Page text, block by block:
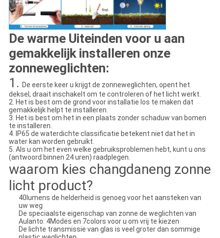
De warme Uiteinden voor u aan
gemakkelijk installeren onze
zonneweglichten:
1. De eerste keer u krijgt de zonneweglichten, opent het
deksel, draait inschakelt om te controleren of het licht werkt.
2. Het is best om de grond voor installatie los te maken dat
gemakkelijk helpt te installeren.
3. Het is best om het in een plaats zonder schaduw van bomen
te installeren.
4. IP65 de waterdichte classificatie betekent niet dat het in
water kan worden gebruikt.
5. Als u om het even welke gebruiksproblemen hebt, kunt u ons
(antwoord binnen 24 uren) raadplegen.
waarom kies changdaneng zonne
licht product?
40lumens de helderheid is genoeg voor het aansteken van
uw weg
De speciaalste eigenschap van zonne de weglichten van
Aulanto: 4Modes en 7colors voor u om vrij te kiezen
De lichte transmissie van glas is veel groter dan sommige